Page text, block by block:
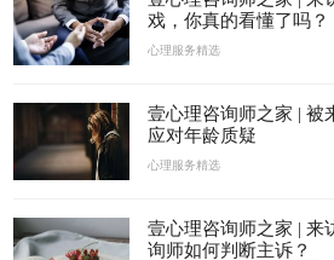
戏，你真的看懂了吗？
心理服务精选
壹心理咨询师之家 | 被
应对年龄质疑
心理服务精选
壹心理咨询师之家 | 来
询师如何判断主诉？